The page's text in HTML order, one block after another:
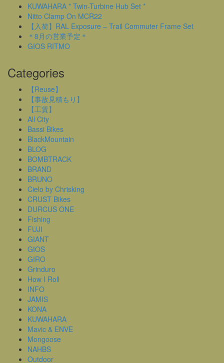
KUWAHARA * Twin-Turbine Hub Set *
Nitto Clamp On MCR22
【入荷】RAL Exposure – Trail Commuter Frame Set
＊8月の営業予定＊
GIOS RITMO
Categories
【Reuse】
【事故見積もり】
【工賃】
All City
Bassi Bikes
BlackMountain
BLOG
BOMBTRACK
BRAND
BRUNO
Cielo by Chrisking
CRUST Bikes
DURCUS ONE
Fishing
FUJI
GIANT
GIOS
GIRO
Grinduro
How I Roll
INFO
JAMIS
KONA
KUWAHARA
Mavic & ENVE
Mongoose
NAHBS
Outdoor